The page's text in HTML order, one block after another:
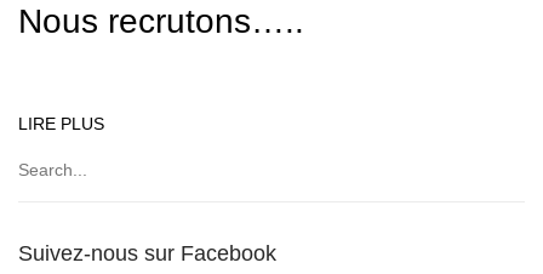
Nous recrutons…..
LIRE PLUS
Suivez-nous sur Facebook